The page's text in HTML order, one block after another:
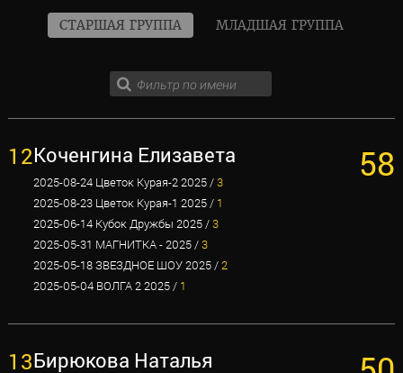
СТАРШАЯ ГРУППА МЛАДШАЯ ГРУППА
12Коченгина Елизавета
2025-08-24 Цветок Курая-2 2025 /3
2025-08-23 Цветок Курая-1 2025 / 1
2025-06-14 Кубок Дружбы 2025 /3
2025-05-31 МАГНИТКА - 2025 /3
2025-05-18 ЗВЕЗДНОЕ ШОУ 2025 /2
2025-05-04 ВОЛГА 2 2025 / 1
58
13Бирюкова Наталья